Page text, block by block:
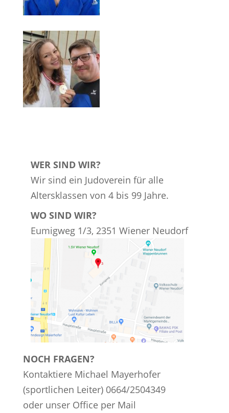
WER SIND WIR?
Wir sind ein Judoverein für alle
Altersklassen von 4 bis 99 Jahre.
WO SIND WIR?
Eumigweg 1/3, 2351 Wiener Neudorf
NOCH FRAGEN?
Kontaktiere Michael Mayerhofer
(sportlichen Leiter) 0664/2504349
oder unser Office per Mail